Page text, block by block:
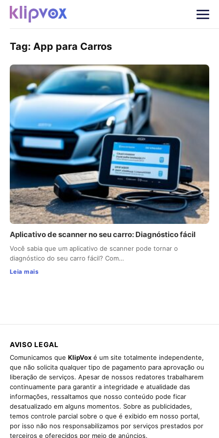
Tag: App para Carros
Aplicativo de scanner no seu carro: Diagnóstico fácil
Você sabia que um aplicativo de scanner pode tornar o
diagnóstico do seu carro fácil? Com…
Leia mais
AVISO LEGAL
Comunicamos que KlipVox é um site totalmente independente,
que não solicita qualquer tipo de pagamento para aprovação ou
liberação de serviços. Apesar de nossos redatores trabalharem
continuamente para garantir a integridade e atualidade das
informações, ressaltamos que nosso conteúdo pode ficar
desatualizado em alguns momentos. Sobre as publicidades,
temos controle parcial sobre o que é exibido em nosso portal,
por isso não nos responsabilizamos por serviços prestados por
terceiros e oferecidos por meio de anúncios.